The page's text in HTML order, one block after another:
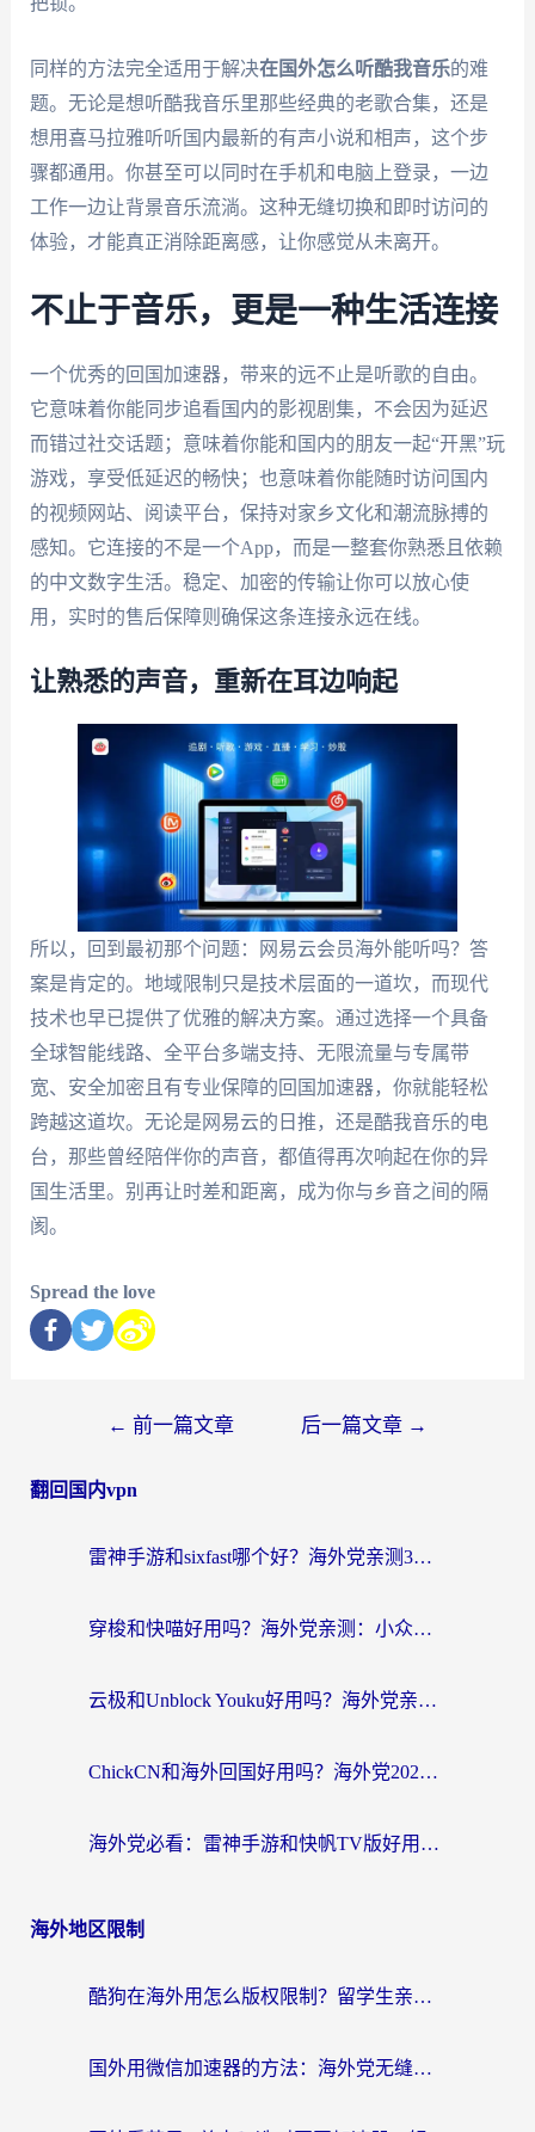
同样的方法完全适用于解决在国外怎么听酷我音乐的难
题。无论是想听酷我音乐里那些经典的老歌合集，还是
想用喜马拉雅听听国内最新的有声小说和相声，这个步
骤都通用。你甚至可以同时在手机和电脑上登录，一边
工作一边让背景音乐流淌。这种无缝切换和即时访问的
体验，才能真正消除距离感，让你感觉从未离开。
不止于音乐，更是一种生活连接
一个优秀的回国加速器，带来的远不止是听歌的自由。
它意味着你能同步追看国内的影视剧集，不会因为延迟
而错过社交话题；意味着你能和国内的朋友一起“开黑”玩
游戏，享受低延迟的畅快；也意味着你能随时访问国内
的视频网站、阅读平台，保持对家乡文化和潮流脉搏的
感知。它连接的不是一个App，而是一整套你熟悉且依赖
的中文数字生活。稳定、加密的传输让你可以放心使
用，实时的售后保障则确保这条连接永远在线。
让熟悉的声音，重新在耳边响起
所以，回到最初那个问题：网易云会员海外能听吗？答
案是肯定的。地域限制只是技术层面的一道坎，而现代
技术也早已提供了优雅的解决方案。通过选择一个具备
全球智能线路、全平台多端支持、无限流量与专属带
宽、安全加密且有专业保障的回国加速器，你就能轻松
跨越这道坎。无论是网易云的日推，还是酷我音乐的电
台，那些曾经陪伴你的声音，都值得再次响起在你的异
国生活里。别再让时差和距离，成为你与乡音之间的隔
阂。
Spread the love
← 前一篇文章 后一篇文章 →
翻回国内vpn
雷神手游和sixfast哪个好？海外党亲测3款回国加速器，教你选对不踩坑
穿梭和快喵好用吗？海外党亲测：小众加速器对比+番茄加速器深度体验
云极和Unblock Youku好用吗？海外党亲测+2026回国加速器避坑指南
ChickCN和海外回国好用吗？海外党2026亲测：从手游到影音，选对加速器的3个关键
海外党必看：雷神手游和快帆TV版好用吗？3步选对回国加速器不踩坑
海外地区限制
酷狗在海外用怎么版权限制？留学生亲测：3步解决听国内音乐难题
国外用微信加速器的方法：海外党无缝连接国内生活的实用指南